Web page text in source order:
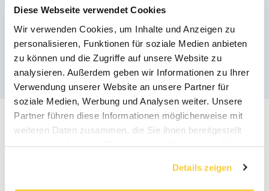
Diese Webseite verwendet Cookies
Wir verwenden Cookies, um Inhalte und Anzeigen zu
personalisieren, Funktionen für soziale Medien anbieten
zu können und die Zugriffe auf unsere Website zu
analysieren. Außerdem geben wir Informationen zu Ihrer
Verwendung unserer Website an unsere Partner für
soziale Medien, Werbung und Analysen weiter. Unsere
Partner führen diese Informationen möglicherweise mit
weiteren Daten zusammen, die Sie ihnen bereitgestellt
Details zeigen
Ähnliche Produkte